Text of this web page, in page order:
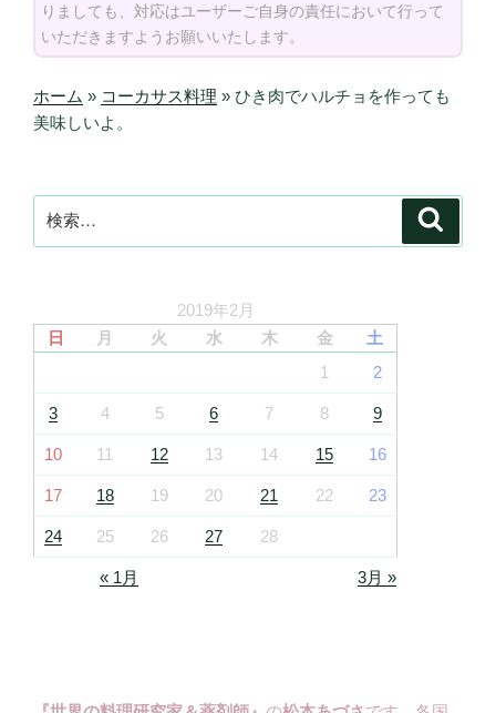
りましても、対応はユーザーご自身の責任において行って
いただきますようお願いいたします。
ホーム » コーカサス料理 » ひき肉でハルチョを作っても
美味しいよ。
索:
2019年2月
日
月 火 水 木 金
土
1
2
3 4 5 6 7 8 9
10 11 12 13 14 15 16
17 18 19 20 21 22 23
24 25 26 27 28
« 1月 3月 »